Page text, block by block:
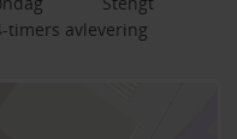
timers avlevering